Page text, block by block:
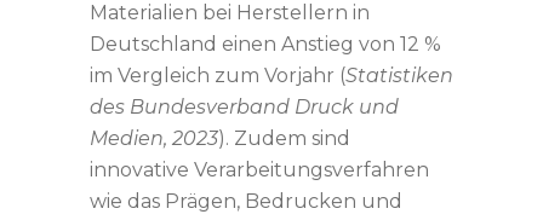
Materialien bei Herstellern in
Deutschland einen Anstieg von 12 %
im Vergleich zum Vorjahr (Statistiken
des Bundesverband Druck und
Medien, 2023). Zudem sind
innovative Verarbeitungsverfahren
wie das Prägen, Bedrucken und